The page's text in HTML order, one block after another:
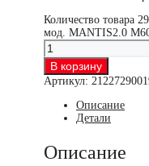
Количество товара
мод. MANTIS2.0
В корзину
Артикул:
Описание
Детали
Описание